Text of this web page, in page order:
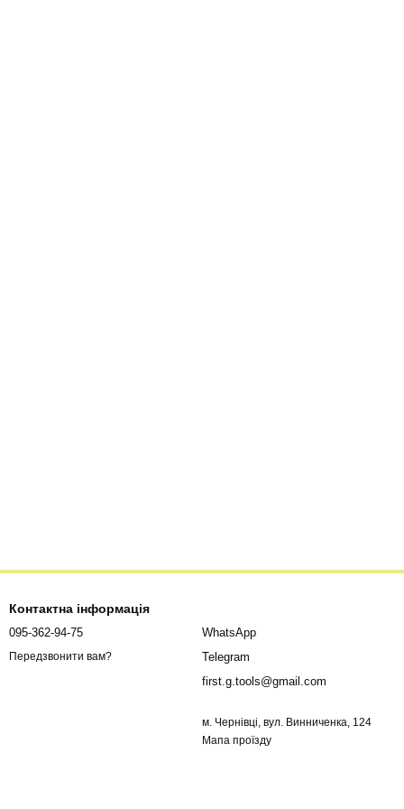
Контактна інформація
095-362-94-75
Передзвонити вам?
WhatsApp
Telegram
first.g.tools@gmail.com
м. Чернівці, вул. Винниченка, 124
Мапа проїзду